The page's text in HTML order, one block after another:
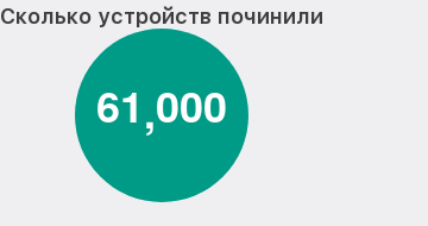
Сколько устройств починили
61,000